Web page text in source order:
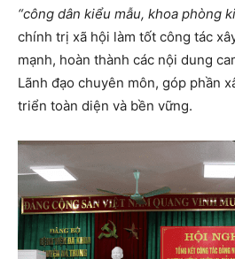
“công dân kiểu mẫu, khoa phòng
chính trị xã hội làm tốt công tác
mạnh, hoàn thành các nội dung
Lãnh đạo chuyên môn, góp phần
triển toàn diện và bền vững.